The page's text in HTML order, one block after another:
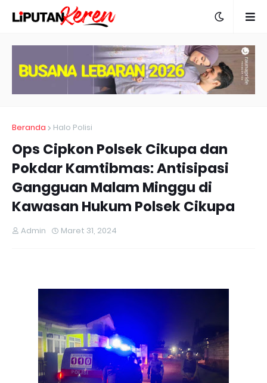
Beranda Halo Polisi
Ops Cipkon Polsek Cikupa dan
Pokdar Kamtibmas: Antisipasi
Gangguan Malam Minggu di
Kawasan Hukum Polsek Cikupa
Admin Maret 31, 2024